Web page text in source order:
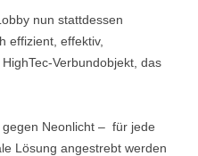
nun stattdessen
effizient, effektiv,
Verbundobjekt, das
Neonlicht – für jede
Lösung angestrebt werden